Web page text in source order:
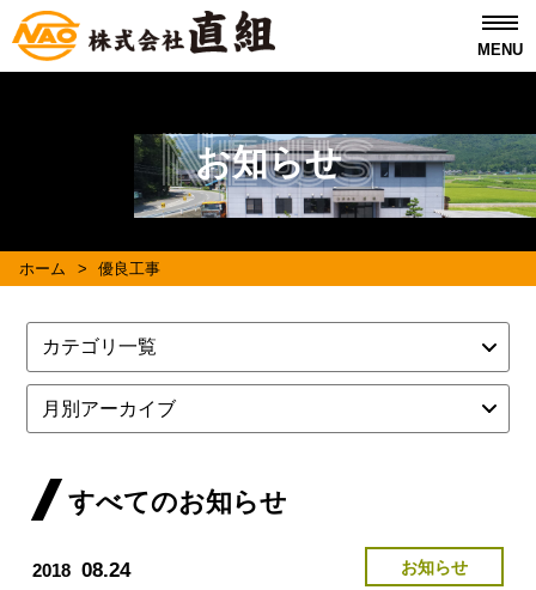
MENU
お知らせ
News
ホーム > 優良工事
すべてのお知らせ
2018 08.24 お知らせ